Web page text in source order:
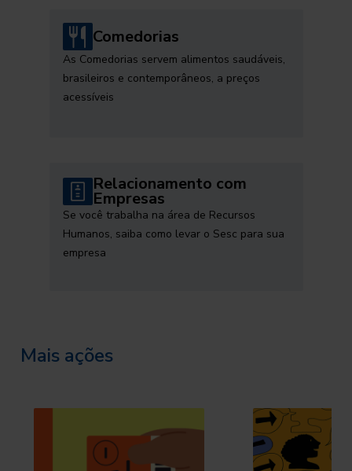
Comedorias
As Comedorias servem alimentos saudáveis,
brasileiros e contemporâneos, a preços
acessíveis
Relacionamento com
Empresas
Se você trabalha na área de Recursos
Humanos, saiba como levar o Sesc para sua
empresa
Mais ações